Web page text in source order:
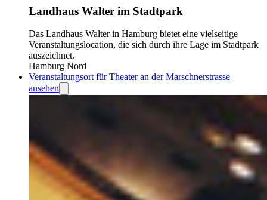
Landhaus Walter im Stadtpark
Das Landhaus Walter in Hamburg bietet eine vielseitige
Veranstaltungslocation, die sich durch ihre Lage im Stadtpark
auszeichnet.
Hamburg Nord
Veranstaltungsort für Theater an der Marschnerstrasse
ansehen